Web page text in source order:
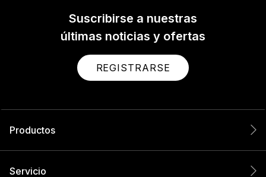
Suscribirse a nuestras
últimas noticias y ofertas
REGISTRARSE
Productos
Servicio